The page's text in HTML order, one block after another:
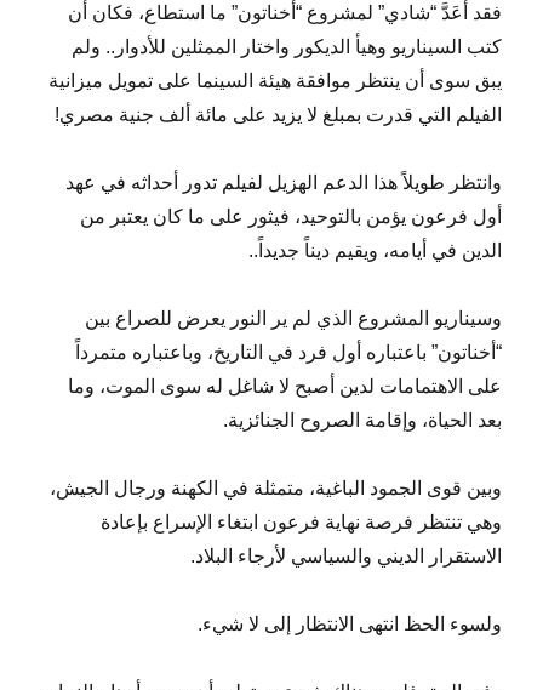
فقد أعَدَّ “شادي” لمشروع “أخناتون” ما استطاع، فكان أن
كتب السيناريو وهيأ الديكور واختار الممثلين للأدوار.. ولم
يبق سوى أن ينتظر موافقة هيئة السينما على تمويل ميزانية
الفيلم التي قدرت بمبلغ لا يزيد على مائة ألف جنية مصري!
وانتظر طويلاً هذا الدعم الهزيل لفيلم تدور أحداثه في عهد
أول فرعون يؤمن بالتوحيد، فيثور على ما كان يعتبر من
الدين في أيامه، ويقيم ديناً جديداً..
وسيناريو المشروع الذي لم ير النور يعرض للصراع بين
“أخناتون” باعتباره أول فرد في التاريخ، وباعتباره متمرداً
على الاهتمامات لدين أصبح لا شاغل له سوى الموت، وما
بعد الحياة، وإقامة الصروح الجنائزية.
وبين قوى الجمود الباغية، متمثلة في الكهنة ورجال الجيش،
وهي تنتظر فرصة نهاية فرعون ابتغاء الإسراع بإعادة
الاستقرار الديني والسياسي لأرجاء البلاد.
ولسوء الحظ انتهى الانتظار إلى لا شيء.